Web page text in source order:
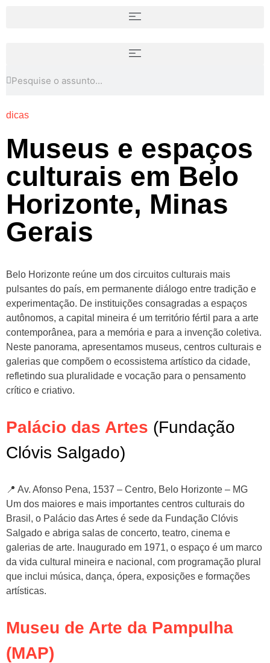
dicas
Museus e espaços
culturais em Belo
Horizonte, Minas
Gerais
Belo Horizonte reúne um dos circuitos culturais mais
pulsantes do país, em permanente diálogo entre tradição e
experimentação. De instituições consagradas a espaços
autônomos, a capital mineira é um território fértil para a arte
contemporânea, para a memória e para a invenção coletiva.
Neste panorama, apresentamos museus, centros culturais e
galerias que compõem o ecossistema artístico da cidade,
refletindo sua pluralidade e vocação para o pensamento
crítico e criativo.
Palácio das Artes (Fundação
Clóvis Salgado)
📍 Av. Afonso Pena, 1537 – Centro, Belo Horizonte – MG
Um dos maiores e mais importantes centros culturais do
Brasil, o Palácio das Artes é sede da Fundação Clóvis
Salgado e abriga salas de concerto, teatro, cinema e
galerias de arte. Inaugurado em 1971, o espaço é um marco
da vida cultural mineira e nacional, com programação plural
que inclui música, dança, ópera, exposições e formações
artísticas.
Museu de Arte da Pampulha
(MAP)